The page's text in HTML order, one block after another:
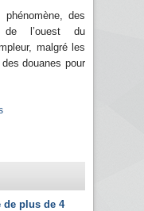
des
de l’ouest du
malgré les
douanes pour
de plus de 4